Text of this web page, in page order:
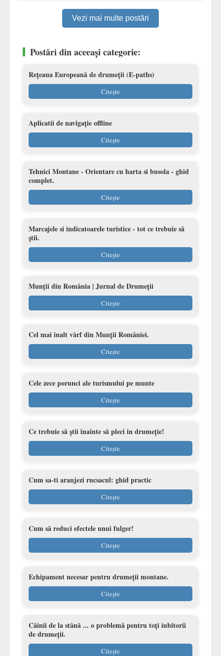
Vezi mai multe postări
Postări din aceeași categorie:
Rețeaua Europeană de drumeții (E-paths)
Citește
Aplicatii de navigație offline
Citește
Tehnici Montane - Orientare cu harta si busola - ghid
complet.
Citește
Marcajele si indicatoarele turistice - tot ce trebuie să
știi.
Citește
Munții din România | Jurnal de Drumeții
Citește
Cel mai înalt vârf din Munții României.
Citește
Cele zece porunci ale turismului pe munte
Citește
Ce trebuie să știi înainte să pleci in drumeție!
Citește
Cum sa-ti aranjezi rucsacul: ghid practic
Citește
Cum să reduci efectele unui fulger!
Citește
Echipament necesar pentru drumeții montane.
Citește
Câinii de la stână ... o problemă pentru toți iubitorii
de drumeții.
Citește